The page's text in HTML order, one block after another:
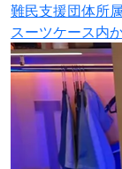
難民支援団体所
スーツケース内